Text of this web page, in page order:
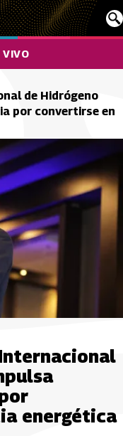
VIVO
de Hidrógeno
por convertirse en
energética